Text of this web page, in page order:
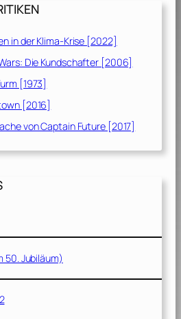
in der Klima-Krise [2022]
Die Kundschafter [2006]
[1973]
[2016]
von Captain Future [2017]
50. Jubiläum)